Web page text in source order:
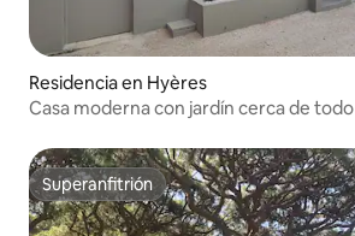
Residencia en Hyères
Casa moderna con jardín cerca de todo
Superanfitrión
Superanfitrión